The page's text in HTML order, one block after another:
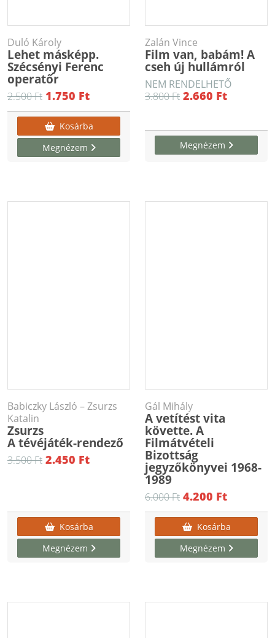
Duló Károly
Lehet másképp.
Szécsényi Ferenc
operatőr
2.500 Ft 1.750 Ft
Kosárba
Megnézem
Zalán Vince
Film van, babám! A
cseh új hullámról
NEM RENDELHETŐ
3.800 Ft 2.660 Ft
Megnézem
Babiczky László – Zsurzs
Katalin
Zsurzs
A tévéjáték-rendező
3.500 Ft 2.450 Ft
Kosárba
Megnézem
Gál Mihály
A vetítést vita
követte. A
Filmátvételi
Bizottság
jegyzőkönyvei 1968-
1989
6.000 Ft 4.200 Ft
Kosárba
Megnézem